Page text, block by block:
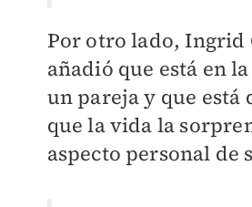
Por otro lado, Ingrid
añadió que está en
un pareja y que está
que la vida la
aspecto personal de